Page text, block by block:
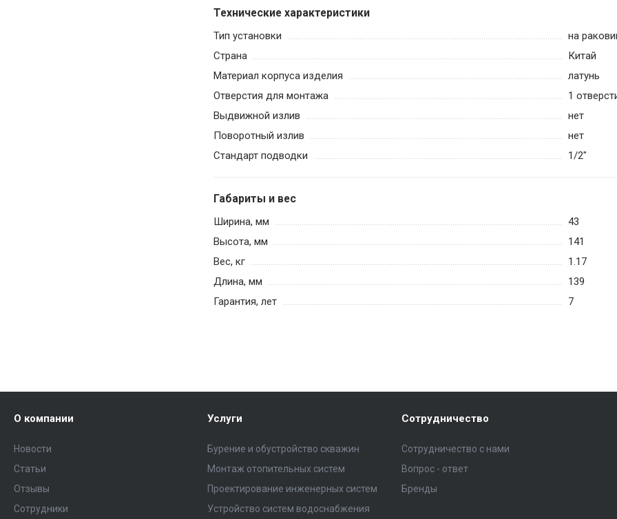
Технические характеристики
Тип установки
на
Страна
Китай
Материал корпуса изделия
латунь
Отверстия для монтажа
1
Выдвижной излив
нет
Поворотный излив
нет
Стандарт подводки
1/2"
Габариты и вес
Ширина, мм
43
Высота, мм
141
Вес, кг
1.17
Длина, мм
139
Гарантия, лет
7
О компании
Новости
Статьи
Отзывы
Сотрудники
Услуги
Бурение и обустройство скважин
Монтаж отопительных систем
Проектирование инженерных систем
Устройство систем водоснабжения
Сотрудничество
Сотрудничество с нами
Вопрос - ответ
Бренды